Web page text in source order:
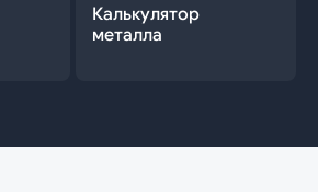
Калькулятор
металла